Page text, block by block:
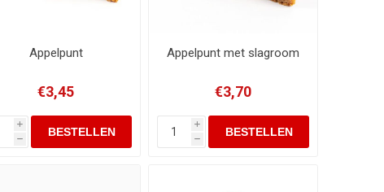
Appelpunt
€3,45
i
h
Appelpunt met slagroom
€3,70
i
h